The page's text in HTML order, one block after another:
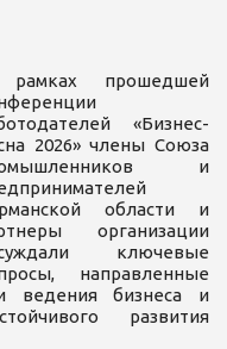
прошедшей
«Бизнес-
2026» члены Союза
и
области и
организации
ключевые
направленные
ведения бизнеса и
развития